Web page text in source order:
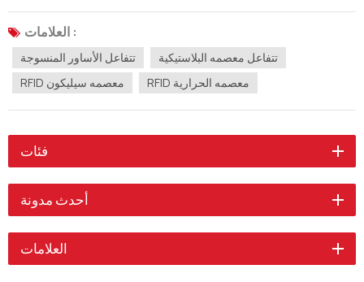
للارتداء لفترات طويلة من الزمن. يتم استخدامها بشكل شائع في إدارة الأحداث والتحكم في
العلامات :
تتفاعل الأساور المنسوجة
تتفاعل معصمه البلاستيكية
RFID معصمه سيليكون
RFID معصمه الحرارية
فئات
أحدث مدونة
العلامات